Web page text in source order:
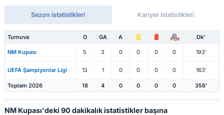
Sezon istatistikleri Kariyer istatistikleri
Turnuva O GA A PEN Dk'
NM Kupası 5 3 0 0 0 0 193'
UEFA Şampiyonlar Ligi 13 1 0 0 0 0 163'
Toplam 2026 18 4 0 0 0 0 356'
NM Kupası'deki 90 dakikalık istatistikler başına